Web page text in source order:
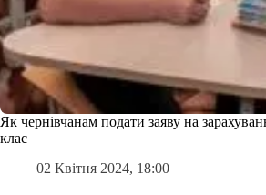
Як чернівчанам подати заяву на
клас
02 Квітня 2024, 18:00